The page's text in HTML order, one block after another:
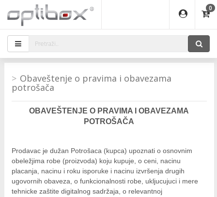
0
table
pribor
grla
- Analogija
IP kamere
Obaveštenje o pravima i obavezama
potrošača
OBAVEŠTENJE O PRAVIMA I OBAVEZAMA
POTROŠAČA
Prodavac je dužan Potrošaca (kupca) upoznati o osnovnim
obeležjima robe (proizvoda) koju kupuje, o ceni, nacinu
placanja, nacinu i roku isporuke i nacinu izvršenja drugih
ugovornih obaveza, o funkcionalnosti robe, ukljucujuci i mere
tehnicke zaštite digitalnog sadržaja, o relevantnoj